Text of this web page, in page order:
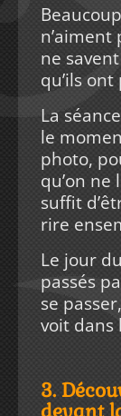
n’aiment
ne
qu’ils
La
le
photo,
qu’on ne
suffit
rire
Le jour
passés
se
voit dans
3.
devant